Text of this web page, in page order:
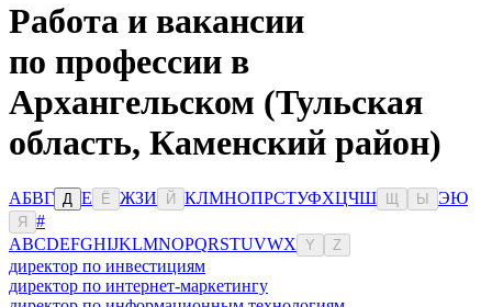
Работа и вакансии
по профессии в
Архангельском (Тульская
область, Каменский район)
АБВГ Д Е Ё ЖЗИ Й КЛМНОПРСТУФХЦЧШ Ы ЭЮ
Я
#
ABCDEFGHIJKLMNOPQRSTUVWX Y Z
директор по инвестициям
директор по интернет-маркетингу